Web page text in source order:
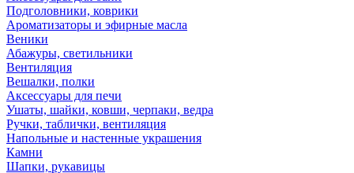
Подголовники, коврики
Ароматизаторы и эфирные масла
Веники
Абажуры, светильники
Вентиляция
Вешалки, полки
Аксессуары для печи
Ушаты, шайки, ковши, черпаки, ведра
Ручки, таблички, вентиляция
Напольные и настенные украшения
Камни
Шапки, рукавицы